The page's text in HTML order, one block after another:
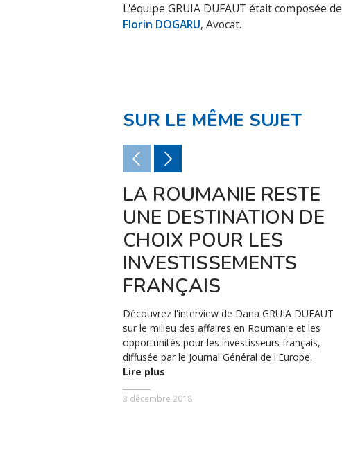
L'équipe GRUIA DUFAUT était composée de
Florin DOGARU, Avocat.
SUR LE MÊME SUJET
LA ROUMANIE RESTE
UNE DESTINATION DE
CHOIX POUR LES
INVESTISSEMENTS
FRANÇAIS
Découvrez l'interview de Dana GRUIA DUFAUT
sur le milieu des affaires en Roumanie et les
opportunités pour les investisseurs français,
diffusée par le Journal Général de l'Europe.
Lire plus
3 décembre 2018